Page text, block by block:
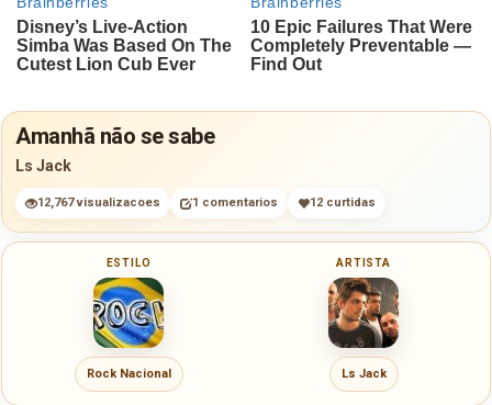
Amanhã não se sabe
Ls Jack
12,767 visualizacoes 1 comentarios 12 curtidas
ESTILO
Rock Nacional
ARTISTA
Ls Jack